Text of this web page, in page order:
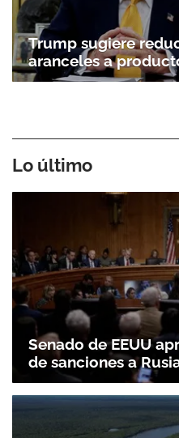
Trump sugiere
aranceles a
Lo último
Senado de EEUU
de sanciones a